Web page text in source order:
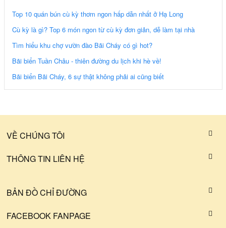
Top 10 quán bún cù kỳ thơm ngon hấp dẫn nhất ở Hạ Long
Cù kỳ là gì? Top 6 món ngon từ cù kỳ đơn giản, dễ làm tại nhà
Tìm hiểu khu chợ vườn đào Bãi Cháy có gì hot?
Bãi biển Tuần Châu - thiên đường du lịch khi hè về!
Bãi biển Bãi Cháy, 6 sự thật không phải ai cũng biết
VỀ CHÚNG TÔI
THÔNG TIN LIÊN HỆ
BẢN ĐỒ CHỈ ĐƯỜNG
FACEBOOK FANPAGE